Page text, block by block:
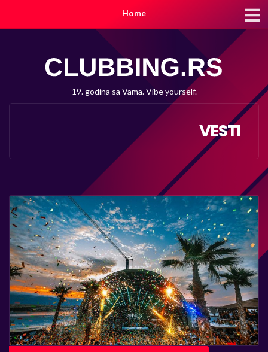
Home
19. godina sa Vama. Vibe yourself.
VESTI